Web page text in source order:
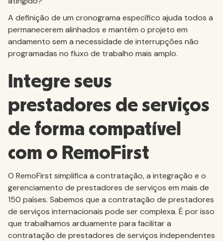
A definição de um cronograma específico ajuda todos a
permanecerem alinhados e mantém o projeto em
andamento sem a necessidade de interrupções não
programadas no fluxo de trabalho mais amplo.
Integre seus
prestadores de serviços
de forma compatível
com o RemoFirst
O RemoFirst simplifica a contratação, a integração e o
gerenciamento de prestadores de serviços em mais de
150 países. Sabemos que a contratação de prestadores
de serviços internacionais pode ser complexa. É por isso
que trabalhamos arduamente para facilitar a
contratação de prestadores de serviços independentes